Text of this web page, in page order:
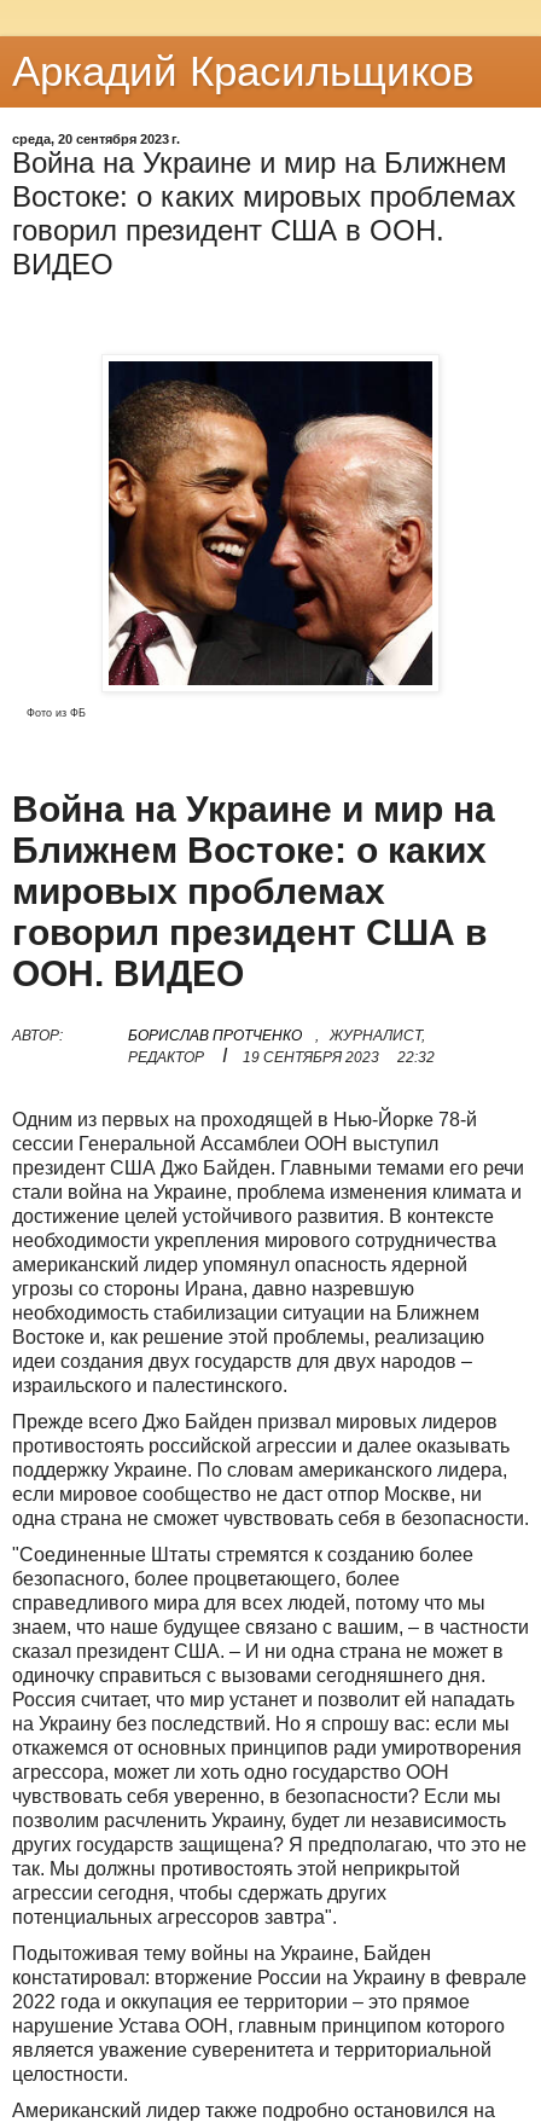
Аркадий Красильщиков
среда, 20 сентября 2023 г.
Война на Украине и мир на Ближнем
Востоке: о каких мировых проблемах
говорил президент США в ООН.
ВИДЕО
Фото из ФБ
Война на Украине и мир на
Ближнем Востоке: о каких
мировых проблемах
говорил президент США в
ООН. ВИДЕО
АВТОР: БОРИСЛАВ ПРОТЧЕНКО ,
ЖУРНАЛИСТ,
РЕДАКТОР
I 19 СЕНТЯБРЯ 2023 22:32
Одним из первых на проходящей в Нью-Йорке 78-й
сессии Генеральной Ассамблеи ООН выступил
президент США Джо Байден. Главными темами его речи
стали война на Украине, проблема изменения климата и
достижение целей устойчивого развития. В контексте
необходимости укрепления мирового сотрудничества
американский лидер упомянул опасность ядерной
угрозы со стороны Ирана, давно назревшую
необходимость стабилизации ситуации на Ближнем
Востоке и, как решение этой проблемы, реализацию
идеи создания двух государств для двух народов –
израильского и палестинского.
Прежде всего Джо Байден призвал мировых лидеров
противостоять российской агрессии и далее оказывать
поддержку Украине. По словам американского лидера,
если мировое сообщество не даст отпор Москве, ни
одна страна не сможет чувствовать себя в безопасности.
"Соединенные Штаты стремятся к созданию более
безопасного, более процветающего, более
справедливого мира для всех людей, потому что мы
знаем, что наше будущее связано с вашим, – в частности
сказал президент США. – И ни одна страна не может в
одиночку справиться с вызовами сегодняшнего дня.
Россия считает, что мир устанет и позволит ей нападать
на Украину без последствий. Но я спрошу вас: если мы
откажемся от основных принципов ради умиротворения
агрессора, может ли хоть одно государство ООН
чувствовать себя уверенно, в безопасности? Если мы
позволим расчленить Украину, будет ли независимость
других государств защищена? Я предполагаю, что это не
так. Мы должны противостоять этой неприкрытой
агрессии сегодня, чтобы сдержать других
потенциальных агрессоров завтра".
Подытоживая тему войны на Украине, Байден
констатировал: вторжение России на Украину в феврале
2022 года и оккупация ее территории – это прямое
нарушение Устава ООН, главным принципом которого
является уважение суверенитета и территориальной
целостности.
Американский лидер также подробно остановился на